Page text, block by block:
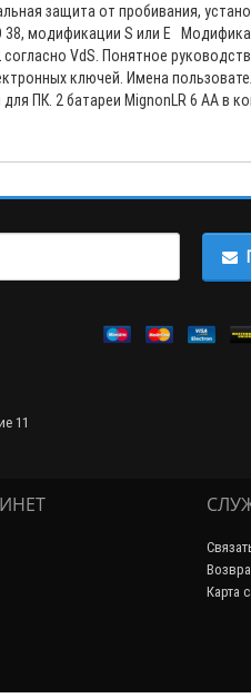
защита от пробивания,
38, модификации S или E
VdS. Понятное
ключей. Имена
ПК. 2 батареи MignonLR 6 AA в
11
Карта